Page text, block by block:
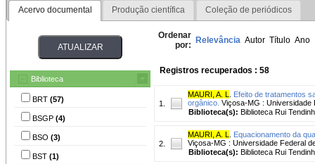
Acervo documental Produção científica Coleção de periódicos
Biblioteca
BRT (57)
BSGP (4)
BSO (3)
BST (1)
Ordenar
por: Relevância Autor Título Ano
Registros recuperados : 58
1.
MAURI, A. L
Efeito de tratamentos
orgânico. Viçosa-MG : Universidade
Biblioteca(s): Biblioteca Rui
2.
MAURI, A. L
Equacionamento da
Viçosa-MG : Universidade Federal
Biblioteca(s): Biblioteca Rui